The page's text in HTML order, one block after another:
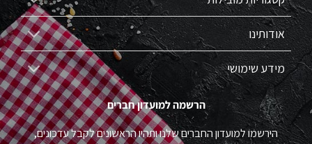
אודותינו
מידע שימושי
הרשמה למועדון חברים
הירשמו למועדון החברים שלנו ותהיו הראשונים לקבל עדכונים,